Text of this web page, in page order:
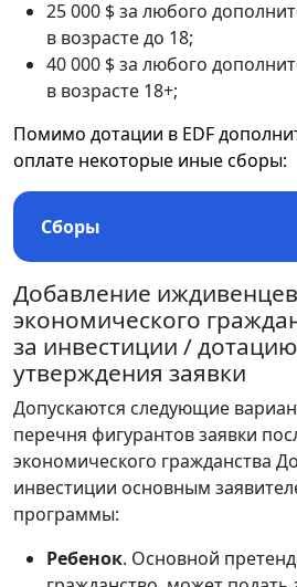
25 000 $ за любого
в возрасте до 18;
40 000 $ за любого
в возрасте 18+;
Помимо дотации в EDF
оплате некоторые иные сборы:
Сборы
Добавление
экономического
за инвестиции /
утверждения заявки
Допускаются следующие
перечня фигурантов заявки
экономического гражданства
инвестиции основным
программы:
Ребенок. Основной